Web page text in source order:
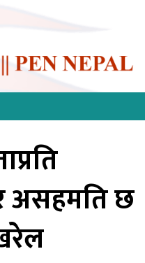
असहमति छ